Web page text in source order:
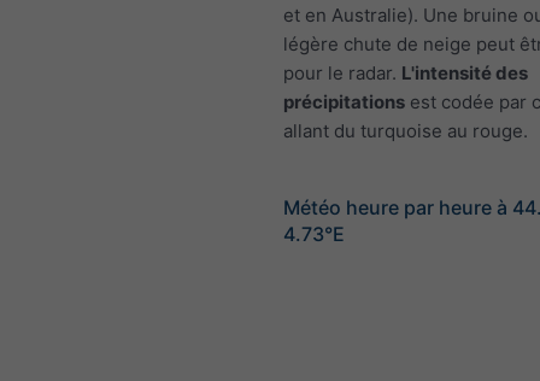
et en Australie). Une bruine
légère chute de neige peut
pour le radar. L'intensité des
précipitations est codée par
allant du turquoise au rouge.
Météo heure par heure à
4.73°E